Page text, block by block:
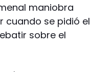
maniobra
cuando se pidió el
sobre el